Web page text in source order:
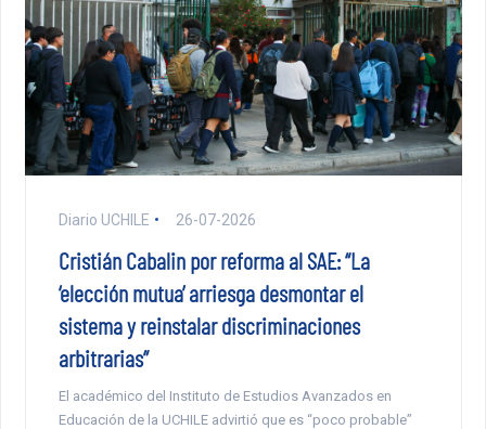
Diario UCHILE 26-07-2026
Cristián Cabalin por reforma al SAE: “La
‘elección mutua’ arriesga desmontar el
sistema y reinstalar discriminaciones
arbitrarias”
El académico del Instituto de Estudios Avanzados en
Educación de la UCHILE advirtió que es “poco probable”